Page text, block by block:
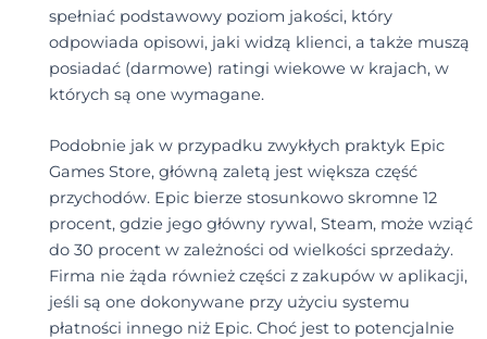
spełniać podstawowy poziom jakości, który
odpowiada opisowi, jaki widzą klienci, a także muszą
posiadać (darmowe) ratingi wiekowe w krajach, w
których są one wymagane.
Podobnie jak w przypadku zwykłych praktyk Epic
Games Store, główną zaletą jest większa część
przychodów. Epic bierze stosunkowo skromne 12
procent, gdzie jego główny rywal, Steam, może wziąć
do 30 procent w zależności od wielkości sprzedaży.
Firma nie żąda również części z zakupów w aplikacji,
jeśli są one dokonywane przy użyciu systemu
płatności innego niż Epic. Choć jest to potencjalnie